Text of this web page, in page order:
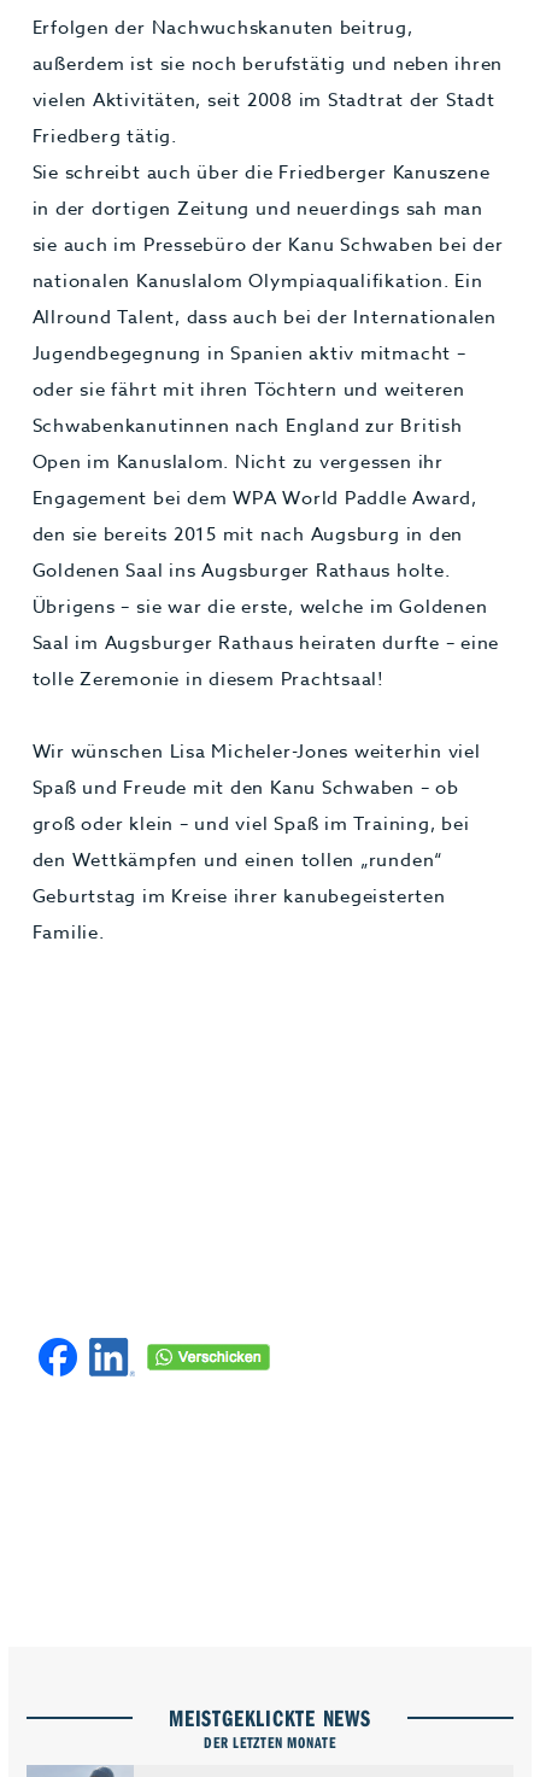
Erfolgen der Nachwuchskanuten beitrug,
außerdem ist sie noch berufstätig und neben ihren
vielen Aktivitäten, seit 2008 im Stadtrat der Stadt
Friedberg tätig.
Sie schreibt auch über die Friedberger Kanuszene
in der dortigen Zeitung und neuerdings sah man
sie auch im Pressebüro der Kanu Schwaben bei der
nationalen Kanuslalom Olympiaqualifikation. Ein
Allround Talent, dass auch bei der Internationalen
Jugendbegegnung in Spanien aktiv mitmacht –
oder sie fährt mit ihren Töchtern und weiteren
Schwabenkanutinnen nach England zur British
Open im Kanuslalom. Nicht zu vergessen ihr
Engagement bei dem WPA World Paddle Award,
den sie bereits 2015 mit nach Augsburg in den
Goldenen Saal ins Augsburger Rathaus holte.
Übrigens – sie war die erste, welche im Goldenen
Saal im Augsburger Rathaus heiraten durfte – eine
tolle Zeremonie in diesem Prachtsaal!
Wir wünschen Lisa Micheler-Jones weiterhin viel
Spaß und Freude mit den Kanu Schwaben – ob
groß oder klein – und viel Spaß im Training, bei
den Wettkämpfen und einen tollen „runden“
Geburtstag im Kreise ihrer kanubegeisterten
Familie.
MEISTGEKLICKTE NEWS
DER LETZTEN MONATE